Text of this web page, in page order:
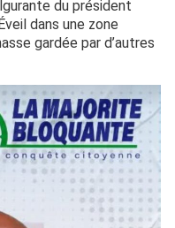
du président
dans une zone
gardée par d’autres